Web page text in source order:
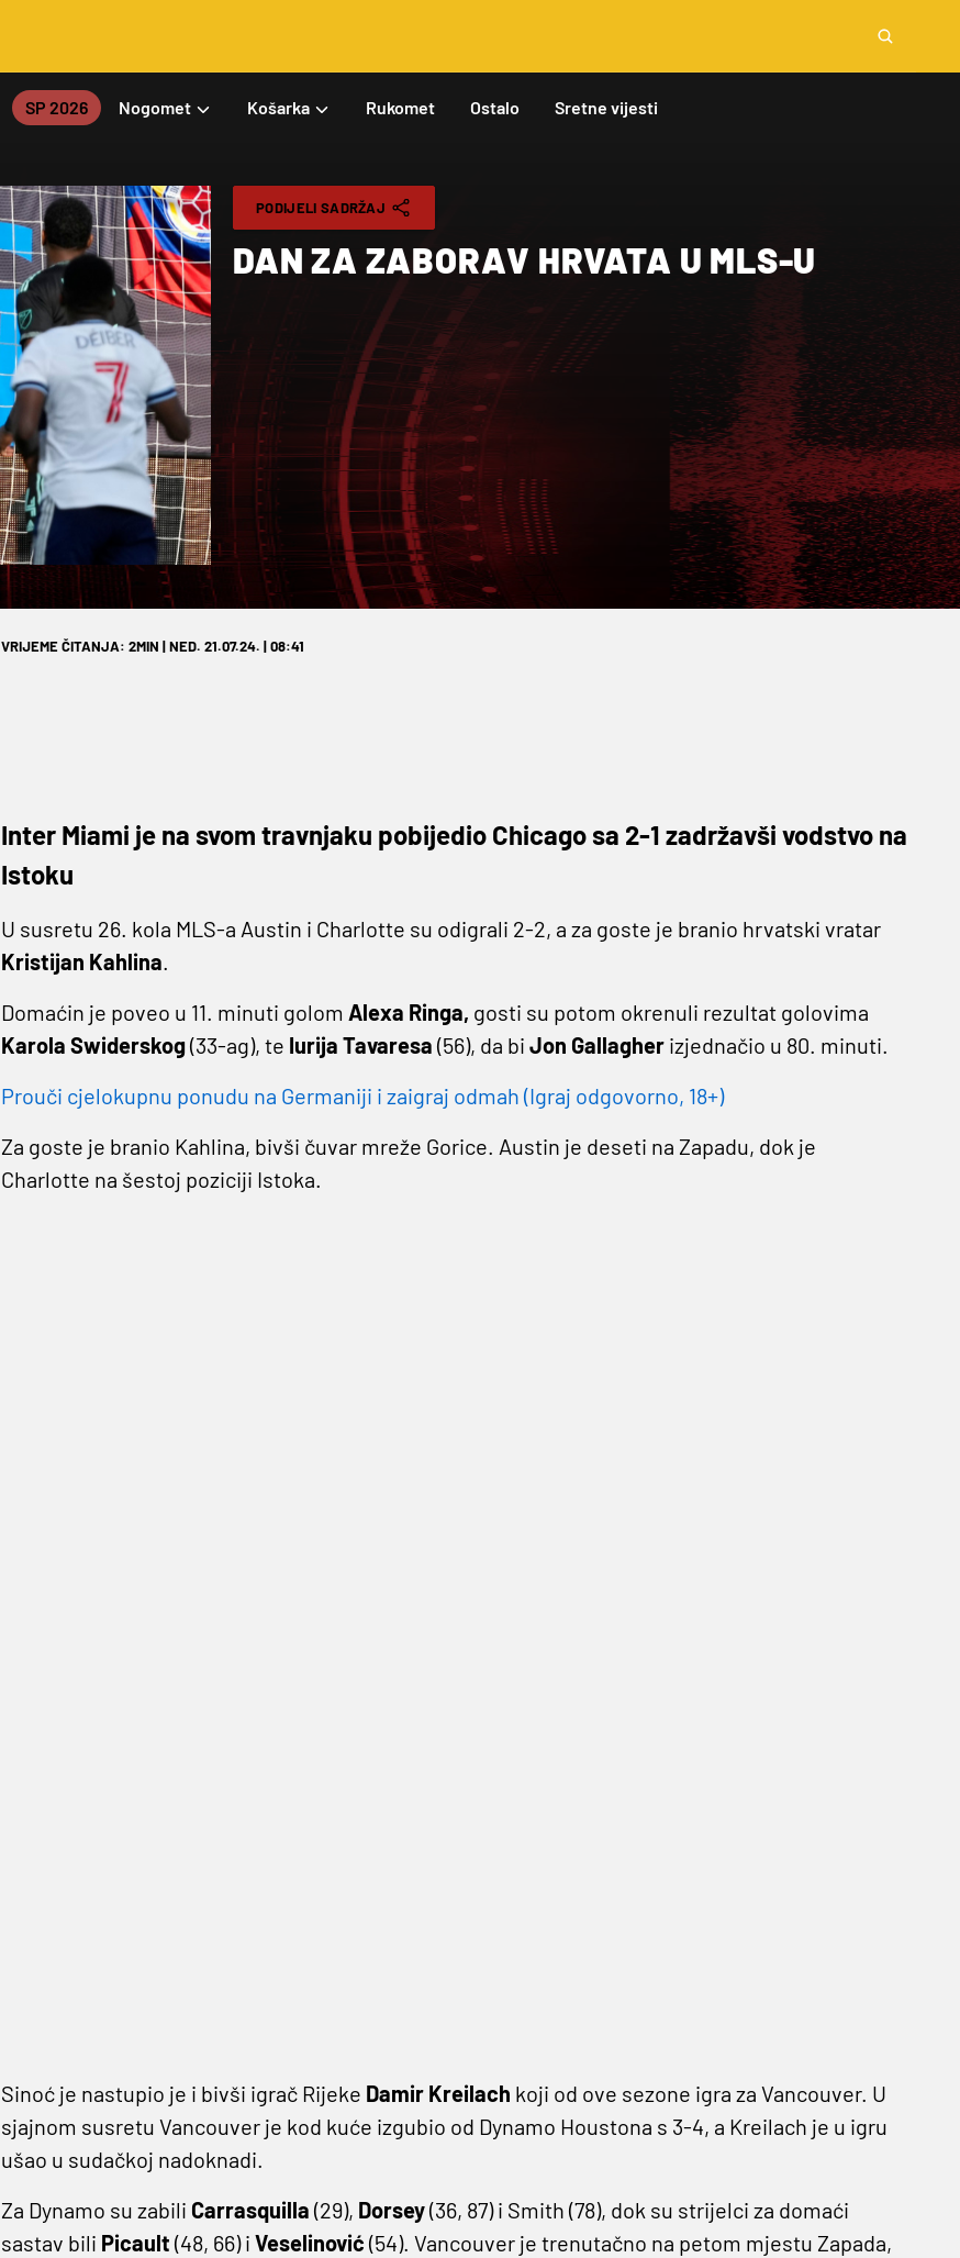
SP 2026 Nogomet Košarka Rukomet Ostalo Sretne vijesti
PODIJELI SADRŽAJ
DAN ZA ZABORAV HRVATA U MLS-U
VRIJEME ČITANJA: 2MIN | NED. 21.07.24. | 08:41
Inter Miami je na svom travnjaku pobijedio Chicago sa 2-1 zadržavši vodstvo na
Istoku
U susretu 26. kola MLS-a Austin i Charlotte su odigrali 2-2, a za goste je branio hrvatski vratar
Kristijan Kahlina.
Domaćin je poveo u 11. minuti golom Alexa Ringa, gosti su potom okrenuli rezultat golovima
Karola Swiderskog(33-ag), te Iurija Tavaresa (56), da bi Jon Gallagher izjednačio u 80. minuti.
Prouči cjelokupnu ponudu na Germaniji i zaigraj odmah (Igraj odgovorno, 18+)
Za goste je branio Kahlina, bivši čuvar mreže Gorice. Austin je deseti na Zapadu, dok je
Charlotte na šestoj poziciji Istoka.
Sinoć je nastupio je i bivši igrač Rijeke Damir Kreilach koji od ove sezone igra za Vancouver. U
sjajnom susretu Vancouver je kod kuće izgubio od Dynamo Houstona s 3-4, a Kreilach je u igru
ušao u sudačkoj nadoknadi.
Za Dynamo su zabili Carrasquilla (29), Dorsey(36, 87) i Smith (78), dok su strijelci za domaći
sastav bili Picault (48, 66) i Veselinović (54). Vancouver je trenutačno na petom mjestu Zapada,